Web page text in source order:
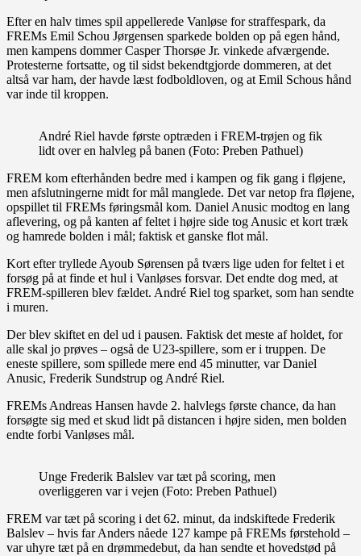
Efter en halv times spil appellerede Vanløse for straffespark, da
FREMs Emil Schou Jørgensen sparkede bolden op på egen hånd,
men kampens dommer Casper Thorsøe Jr. vinkede afværgende.
Protesterne fortsatte, og til sidst bekendtgjorde dommeren, at det
altså var ham, der havde læst fodboldloven, og at Emil Schous hånd
var inde til kroppen.
André Riel havde første optræden i FREM-trøjen og fik
lidt over en halvleg på banen (Foto: Preben Pathuel)
FREM kom efterhånden bedre med i kampen og fik gang i fløjene,
men afslutningerne midt for mål manglede. Det var netop fra fløjene,
opspillet til FREMs føringsmål kom. Daniel Anusic modtog en lang
aflevering, og på kanten af feltet i højre side tog Anusic et kort træk
og hamrede bolden i mål; faktisk et ganske flot mål.
Kort efter tryllede Ayoub Sørensen på tværs lige uden for feltet i et
forsøg på at finde et hul i Vanløses forsvar. Det endte dog med, at
FREM-spilleren blev fældet. André Riel tog sparket, som han sendte
i muren.
Der blev skiftet en del ud i pausen. Faktisk det meste af holdet, for
alle skal jo prøves – også de U23-spillere, som er i truppen. De
eneste spillere, som spillede mere end 45 minutter, var Daniel
Anusic, Frederik Sundstrup og André Riel.
FREMs Andreas Hansen havde 2. halvlegs første chance, da han
forsøgte sig med et skud lidt på distancen i højre siden, men bolden
endte forbi Vanløses mål.
Unge Frederik Balslev var tæt på scoring, men
overliggeren var i vejen (Foto: Preben Pathuel)
FREM var tæt på scoring i det 62. minut, da indskiftede Frederik
Balslev – hvis far Anders nåede 127 kampe på FREMs førstehold –
var uhyre tæt på en drømmedebut, da han sendte et hovedstød på